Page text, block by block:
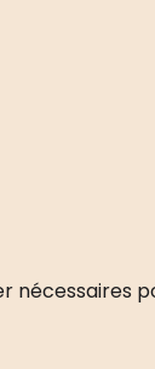
nécessaires